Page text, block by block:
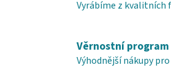
y
p
i
Vyrábíme z kvalitních
Věrnostní
Výhodnější nákupy